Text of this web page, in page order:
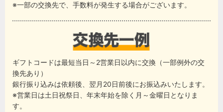
※一部の交換先で、手数料が発生する場合がございます。
ギフトコードは最短当日～2営業日以内に交換（一部例外の交
換先あり）
銀行振り込みは依頼後、翌月20日前後にお振込みいたします。
※営業日は土日祝祭日、年末年始を除く月～金曜日となりま
す。